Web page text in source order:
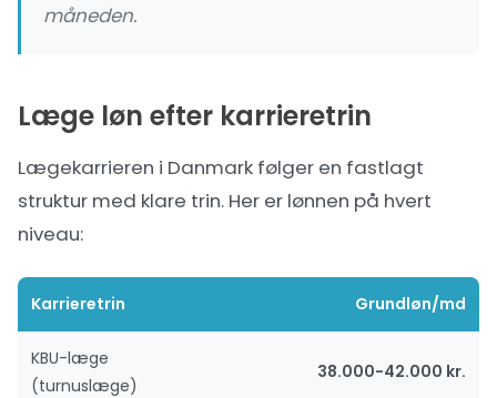
måneden.
Læge løn efter karrieretrin
Lægekarrieren i Danmark følger en fastlagt
struktur med klare trin. Her er lønnen på hvert
niveau:
Karrieretrin Grundløn/md
KBU-læge
(turnuslæge)
38.000-42.000 kr.